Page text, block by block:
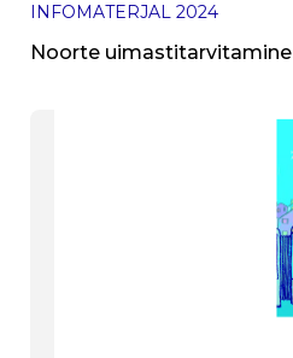
INFOMATERJAL 2024
Noorte uimastitarvitamine